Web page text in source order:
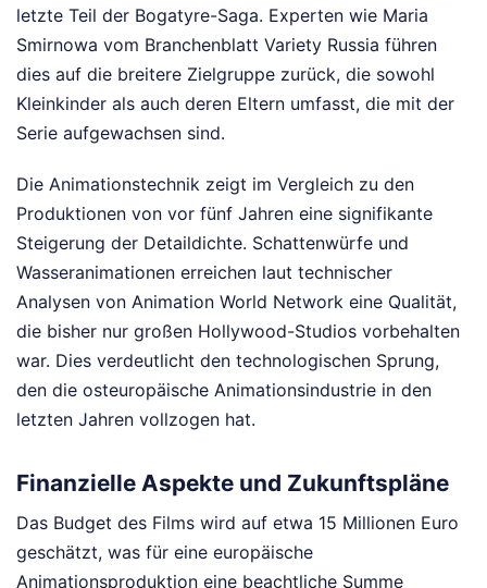
letzte Teil der Bogatyre-Saga. Experten wie Maria
Smirnowa vom Branchenblatt Variety Russia führen
dies auf die breitere Zielgruppe zurück, die sowohl
Kleinkinder als auch deren Eltern umfasst, die mit der
Serie aufgewachsen sind.
Die Animationstechnik zeigt im Vergleich zu den
Produktionen von vor fünf Jahren eine signifikante
Steigerung der Detaildichte. Schattenwürfe und
Wasseranimationen erreichen laut technischer
Analysen von Animation World Network eine Qualität,
die bisher nur großen Hollywood-Studios vorbehalten
war. Dies verdeutlicht den technologischen Sprung,
den die osteuropäische Animationsindustrie in den
letzten Jahren vollzogen hat.
Finanzielle Aspekte und Zukunftspläne
Das Budget des Films wird auf etwa 15 Millionen Euro
geschätzt, was für eine europäische
Animationsproduktion eine beachtliche Summe